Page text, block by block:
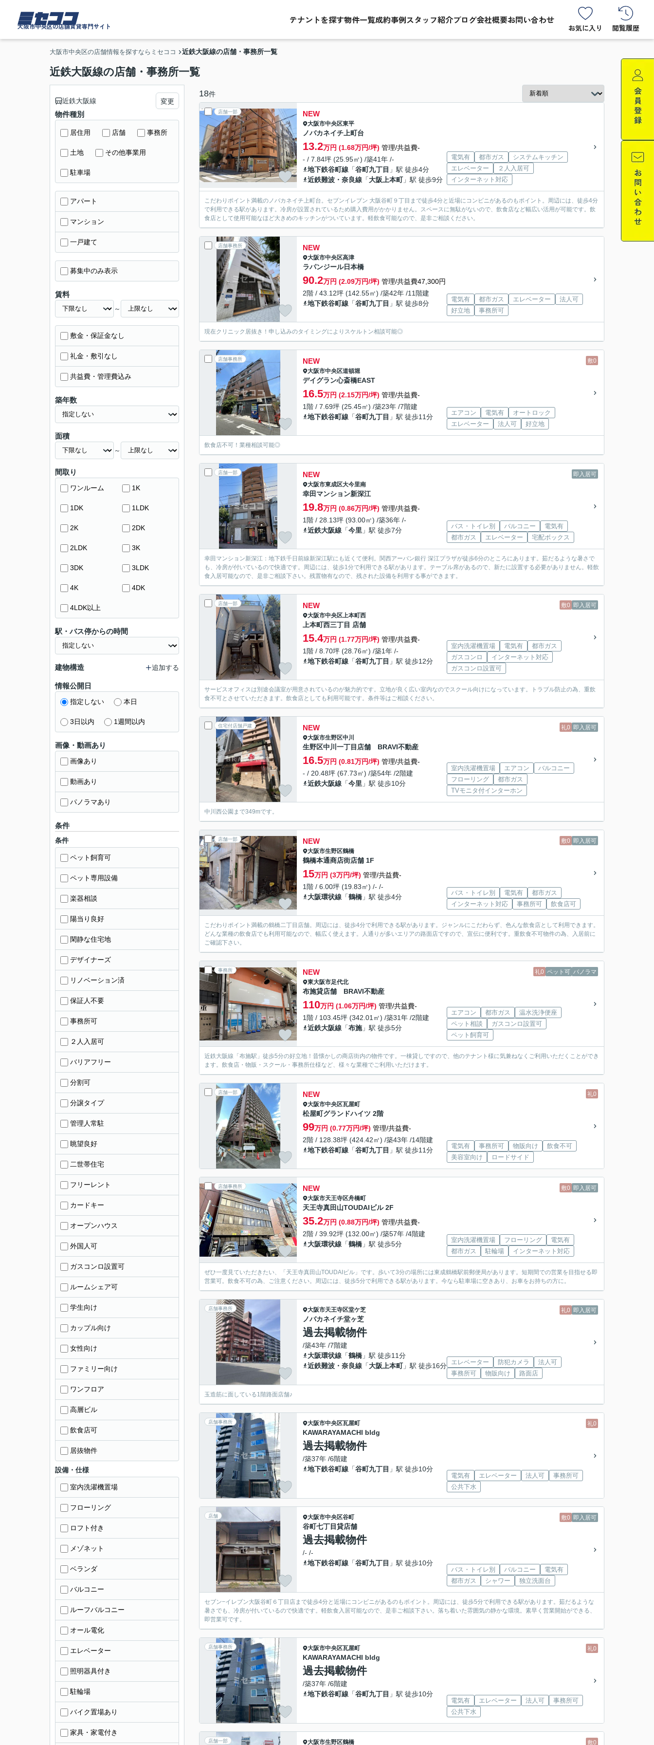
ミセココ
大阪市中央区の店舗賃貸専門サイト
テナントを探す物件一覧成約事例スタッフ紹介ブログ会社概要お問い合わせ
お気に入り 閲覧履歴
大阪市中央区の店舗情報を探すならミセココ 近鉄大阪線の店舗・事務所一覧
近鉄大阪線の店舗・事務所一覧
18件
店舗一部 NEW
大阪市中央区東平
ノバカネイチ上町台
13.2万円 (1.68万円/坪) 管理/共益費-
- / 7.84坪 (25.95㎡) /築41年 /-
地下鉄谷町線 「谷町九丁目 」駅 徒歩4分
近鉄難波・奈良線 「大阪上本町」駅 徒歩9分
電気有 都市ガス
システムキッチン
エレベーター
２人入居可
インターネット対応
こだわりポイント満載のノバカネイチ上町台。セブンイレブン 大阪谷町９丁目まで徒歩4分と近場にコンビニがあるのもポイント。周辺には、徒歩4分
で利用できる駅があります。冷房が設置されているため購入費用がかかりません。スペースに無駄がないので、飲食店など幅広い活用が可能です。飲
食店として使用可能なほど大きめのキッチンがついています。軽飲食可能なので、是非ご相談ください。
店舗事務所 NEW
大阪市中央区高津
ラパンジール日本橋
90.2万円 (2.09万円/坪) 管理/共益費47,300円
2階 / 43.12坪 (142.55㎡) /築42年 /11階建
地下鉄谷町線 「谷町九丁目 」駅 徒歩8分
電気有 都市ガス エレベーター
法人可
好立地
事務所可
現在クリニック居抜き！申し込みのタイミングによりスケルトン相談可能◎
店舗事務所 敷0
NEW
大阪市中央区道頓堀
デイグラン心斎橋EAST
16.5万円 (2.15万円/坪) 管理/共益費-
1階 / 7.69坪 (25.45㎡) /築23年 /7階建
地下鉄谷町線 「谷町九丁目 」駅 徒歩11分
エアコン 電気有
オートロック
エレベーター
法人可 好立地
飲食店不可！業種相談可能◎
店舗一部 即入居可
NEW
大阪市東成区大今里南
幸田マンション新深江
19.8万円 (0.86万円/坪) 管理/共益費-
1階 / 28.13坪 (93.00㎡) /築36年 /-
近鉄大阪線 「今里 」駅 徒歩7分
バス・トイレ別 バルコニー
電気有
都市ガス
エレベーター 宅配ボックス
幸田マンション新深江：地下鉄千日前線新深江駅にも近くて便利。関西アーバン銀行 深江プラザが徒歩6分のところにあります。茹だるような暑さで
も、冷房が付いているので快適です。周辺には、徒歩1分で利用できる駅があります。テーブル席があるので、新たに設置する必要がありません。軽飲
食入居可能なので、是非ご相談下さい。残置物有なので、残された設備を利用する事ができます。
店舗一部 敷0 即入居可
NEW
大阪市中央区上本町西
上本町西三丁目 店舗
15.4万円 (1.77万円/坪) 管理/共益費-
1階 / 8.70坪 (28.76㎡) /築1年 /-
地下鉄谷町線 「谷町九丁目 」駅 徒歩12分
室内洗濯機置場 電気有
都市ガス
ガスコンロ
インターネット対応
ガスコンロ設置可
サービスオフィスは別途会議室が用意されているのが魅力的です。立地が良く広い室内なのでスクール向けになっています。トラブル防止の為、重飲
食不可とさせていただきます。飲食店としても利用可能です。条件等はご相談ください。
住宅付店舗戸建 礼0 即入居可
NEW
大阪市生野区中川
生野区中川一丁目店舗 BRAVI不動産
16.5万円 (0.81万円/坪) 管理/共益費-
- / 20.48坪 (67.73㎡) /築54年 /2階建
近鉄大阪線 「今里 」駅 徒歩10分
室内洗濯機置場 エアコン
バルコニー
フローリング
都市ガス
TVモニタ付インターホン
中川西公園まで349mです。
店舗一部 敷0 即入居可
NEW
大阪市生野区鶴橋
鶴橋本通商店街店舗 1F
15万円 (3万円/坪) 管理/共益費-
1階 / 6.00坪 (19.83㎡) /- /-
大阪環状線 「鶴橋 」駅 徒歩4分
バス・トイレ別 電気有
都市ガス
インターネット対応
事務所可 飲食店可
こだわりポイント満載の鶴橋二丁目店舗。周辺には、徒歩4分で利用できる駅があります。ジャンルにこだわらず、色んな飲食店として利用できます。
どんな業種の飲食店でも利用可能なので、幅広く使えます。人通りが多いエリアの路面店ですので、宣伝に便利です。重飲食不可物件の為、入居前に
ご確認下さい。
事務所 礼0 ペット可 パノラマ
NEW
東大阪市足代北
布施貸店舗 BRAVI不動産
110万円 (1.06万円/坪) 管理/共益費-
1階 / 103.45坪 (342.01㎡) /築31年 /2階建
近鉄大阪線 「布施」駅 徒歩5分
エアコン 都市ガス
温水洗浄便座
ペット相談
ガスコンロ設置可
ペット飼育可
近鉄大阪線「布施駅」徒歩5分の好立地！昔懐かしの商店街内の物件です。一棟貸しですので、他のテナント様に気兼ねなくご利用いただくことができ
ます。飲食店・物販・スクール・事務所仕様など、様々な業種でご利用いただけます。
店舗一部 礼0
NEW
大阪市中央区瓦屋町
松屋町グランドハイツ 2階
99万円 (0.77万円/坪) 管理/共益費-
2階 / 128.38坪 (424.42㎡) /築43年 /14階建
地下鉄谷町線 「谷町九丁目 」駅 徒歩11分
電気有 事務所可 物販向け
飲食不可
美容室向け
ロードサイド
店舗事務所 敷0 即入居可
NEW
大阪市天王寺区舟橋町
天王寺真田山TOUDAIビル 2F
35.2万円 (0.88万円/坪) 管理/共益費-
2階 / 39.92坪 (132.00㎡) /築57年 /4階建
大阪環状線 「鶴橋 」駅 徒歩5分
室内洗濯機置場 フローリング
電気有
都市ガス
駐輪場 インターネット対応
ぜひ一度見ていただきたい、「天王寺真田山TOUDAIビル」です。歩いて3分の場所には東成鶴橋駅前郵便局があります。短期間での営業を目指せる即
営業可。飲食不可の為、ご注意ください。周辺には、徒歩5分で利用できる駅があります。今なら駐車場に空きあり、お車をお持ちの方に。
店舗事務所 礼0 即入居可
大阪市天王寺区堂ケ芝
ノバカネイチ堂ヶ芝
過去掲載物件
/築43年 /7階建
大阪環状線 「鶴橋 」駅 徒歩11分
近鉄難波・奈良線 「大阪上本町」駅 徒歩16分 エレベーター 防犯カメラ
法人可
事務所可
物販向け 路面店
玉造筋に面している1階路面店舗♪
店舗事務所 礼0
大阪市中央区瓦屋町
KAWARAYAMACHI bldg
過去掲載物件
/築37年 /6階建
地下鉄谷町線 「谷町九丁目 」駅 徒歩10分
電気有 エレベーター 法人可
事務所可
公共下水
店舗 敷0 即入居可
大阪市中央区谷町
谷町七丁目貸店舗
過去掲載物件
/- /-
地下鉄谷町線 「谷町九丁目 」駅 徒歩10分
バス・トイレ別 バルコニー
電気有
都市ガス
シャワー 独立洗面台
セブン−イレブン大阪谷町６丁目店まで徒歩4分と近場にコンビニがあるのもポイント。周辺には、徒歩5分で利用できる駅があります。茹だるような
暑さでも、冷房が付いているので快適です。軽飲食入居可能なので、是非ご相談下さい。落ち着いた雰囲気の静かな環境。素早く営業開始ができる、
即営業可です。
店舗事務所 礼0
大阪市中央区瓦屋町
KAWARAYAMACHI bldg
過去掲載物件
/築37年 /6階建
地下鉄谷町線 「谷町九丁目 」駅 徒歩10分
電気有 エレベーター 法人可
事務所可
公共下水
店舗一部 敷0
大阪市生野区鶴橋
近鉄大阪線 変更
物件種別
居住用 店舗 事務所
土地 その他事業用
駐車場
アパート
マンション
一戸建て
募集中のみ表示
賃料
～
敷金・保証金なし
礼金・敷引なし
共益費・管理費込み
築年数
面積
～
間取り
ワンルーム 1K
1DK 1LDK
2K 2DK
2LDK 3K
3DK 3LDK
4K 4DK
4LDK以上
駅・バス停からの時間
建物構造 追加する
情報公開日
指定しない 本日
3日以内 1週間以内
画像・動画あり
画像あり
動画あり
パノラマあり
条件
条件
ペット飼育可
ペット専用設備
楽器相談
陽当り良好
閑静な住宅地
デザイナーズ
リノベーション済
保証人不要
事務所可
２人入居可
バリアフリー
分割可
分譲タイプ
管理人常駐
眺望良好
二世帯住宅
フリーレント
カードキー
オープンハウス
外国人可
ガスコンロ設置可
ルームシェア可
学生向け
カップル向け
女性向け
ファミリー向け
ワンフロア
高層ビル
飲食店可
居抜物件
設備・仕様
室内洗濯機置場
フローリング
ロフト付き
メゾネット
ベランダ
バルコニー
ルーフバルコニー
オール電化
エレベーター
照明器具付き
駐輪場
バイク置場あり
家具・家電付き